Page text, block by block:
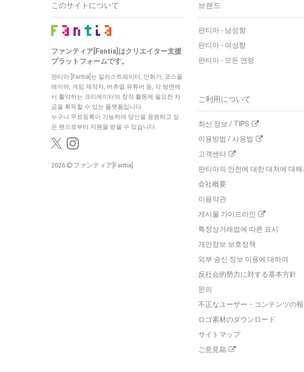
브랜드
판티아 - 남성향
판티아 - 여성향
판티아 - 모든 연령
ご利用について
최신 정보 / TIPS
이용방법 / 사용법
고객센터
판티아의 안전에 대한 대처에 대해
会社概要
이용약관
게시물 가이드라인
특정상거래법에 따른 표시
개인정보 보호정책
외부 송신 정보 이용에 대하여
反社会的勢力に対する基本方針
문의
不正なユーザー・コンテンツの
ロゴ素材のダウンロード
サイトマップ
ご意見箱
このサイトについて
ファンティア[Fantia]はクリエイター支援
プラットフォームです。
판티아 [Fantia]는 일러스트레이터, 만화가, 코스플
레이어, 게임 제작자, 버츄얼 유튜버 등, 각 방면에
서 활약하는 크리에이터의 창작 활동에 필요한 자
금을 획득할 수 있는 플랫폼입니다.
누구나 무료등록이 가능하며 당신을 응원하고 싶
은 팬으로부터 지원을 받을 수 있습니다.
2026 ファンティア[Fantia]